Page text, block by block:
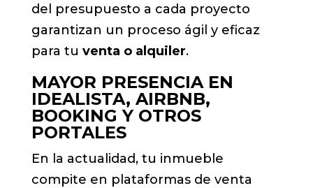
del presupuesto a cada proyecto
garantizan un proceso ágil y eficaz
para tu venta o alquiler.
MAYOR PRESENCIA EN
IDEALISTA, AIRBNB,
BOOKING Y OTROS
PORTALES
En la actualidad, tu inmueble
compite en plataformas de venta